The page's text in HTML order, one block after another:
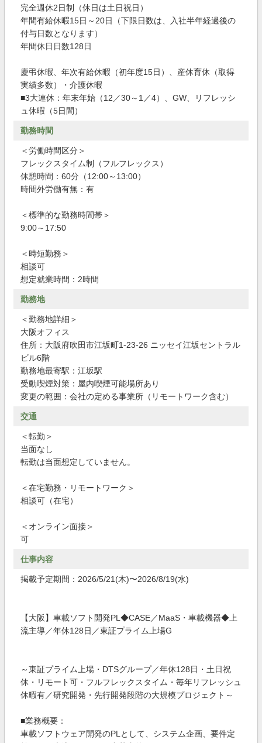
完全週休2日制（休日は土日祝日）
年間有給休暇15日～20日（下限日数は、入社半年経過後の
付与日数となります）
年間休日日数128日
慶弔休暇、年次有給休暇（初年度15日）、産休育休（取得
実績多数）・介護休暇
■3大連休：年末年始（12／30～1／4）、GW、リフレッシ
ュ休暇（5日間）
勤務時間
＜労働時間区分＞
フレックスタイム制（フルフレックス）
休憩時間：60分（12:00～13:00）
時間外労働有無：有
＜標準的な勤務時間帯＞
9:00～17:50
＜時短勤務＞
相談可
想定就業時間：2時間
勤務地
＜勤務地詳細＞
大阪オフィス
住所：大阪府吹田市江坂町1-23-26 ニッセイ江坂セントラル
ビル6階
勤務地最寄駅：江坂駅
受動喫煙対策：屋内喫煙可能場所あり
変更の範囲：会社の定める事業所（リモートワーク含む）
交通
＜転勤＞
当面なし
転勤は当面想定していません。
＜在宅勤務・リモートワーク＞
相談可（在宅）
＜オンライン面接＞
可
仕事内容
掲載予定期間：2026/5/21(木)〜2026/8/19(水)
【大阪】車載ソフト開発PL◆CASE／MaaS・車載機器◆上
流主導／年休128日／東証プライム上場G
～東証プライム上場・DTSグループ／年休128日・土日祝
休・リモート可・フルフレックスタイム・毎年リフレッシュ
休暇有／研究開発・先行開発段階の大規模プロジェクト～
■業務概要：
車載ソフトウェア開発のPLとして、システム企画、要件定